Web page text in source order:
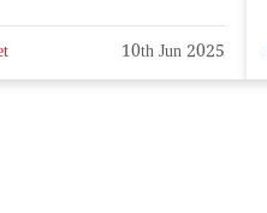
10th Jun 2025